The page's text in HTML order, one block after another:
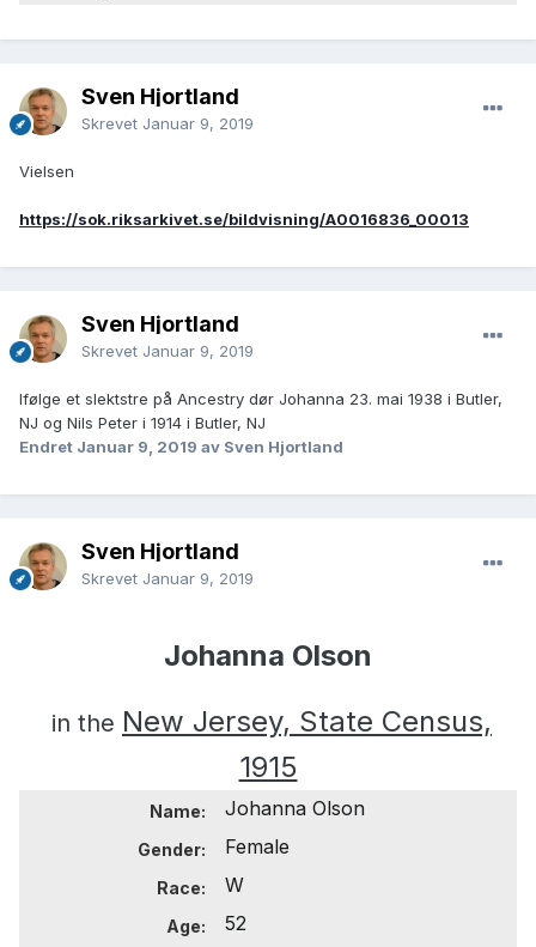
Sven Hjortland
Skrevet Januar 9, 2019
Vielsen
https://sok.riksarkivet.se/bildvisning/A0016836_00013
Sven Hjortland
Skrevet Januar 9, 2019
Ifølge et slektstre på Ancestry dør Johanna 23. mai 1938 i Butler,
NJ og Nils Peter i 1914 i Butler, NJ
Endret Januar 9, 2019 av Sven Hjortland
Sven Hjortland
Skrevet Januar 9, 2019
Johanna Olson
in the New Jersey, State Census,
1915
Name: Johanna Olson
Gender: Female
Race: W
Age: 52